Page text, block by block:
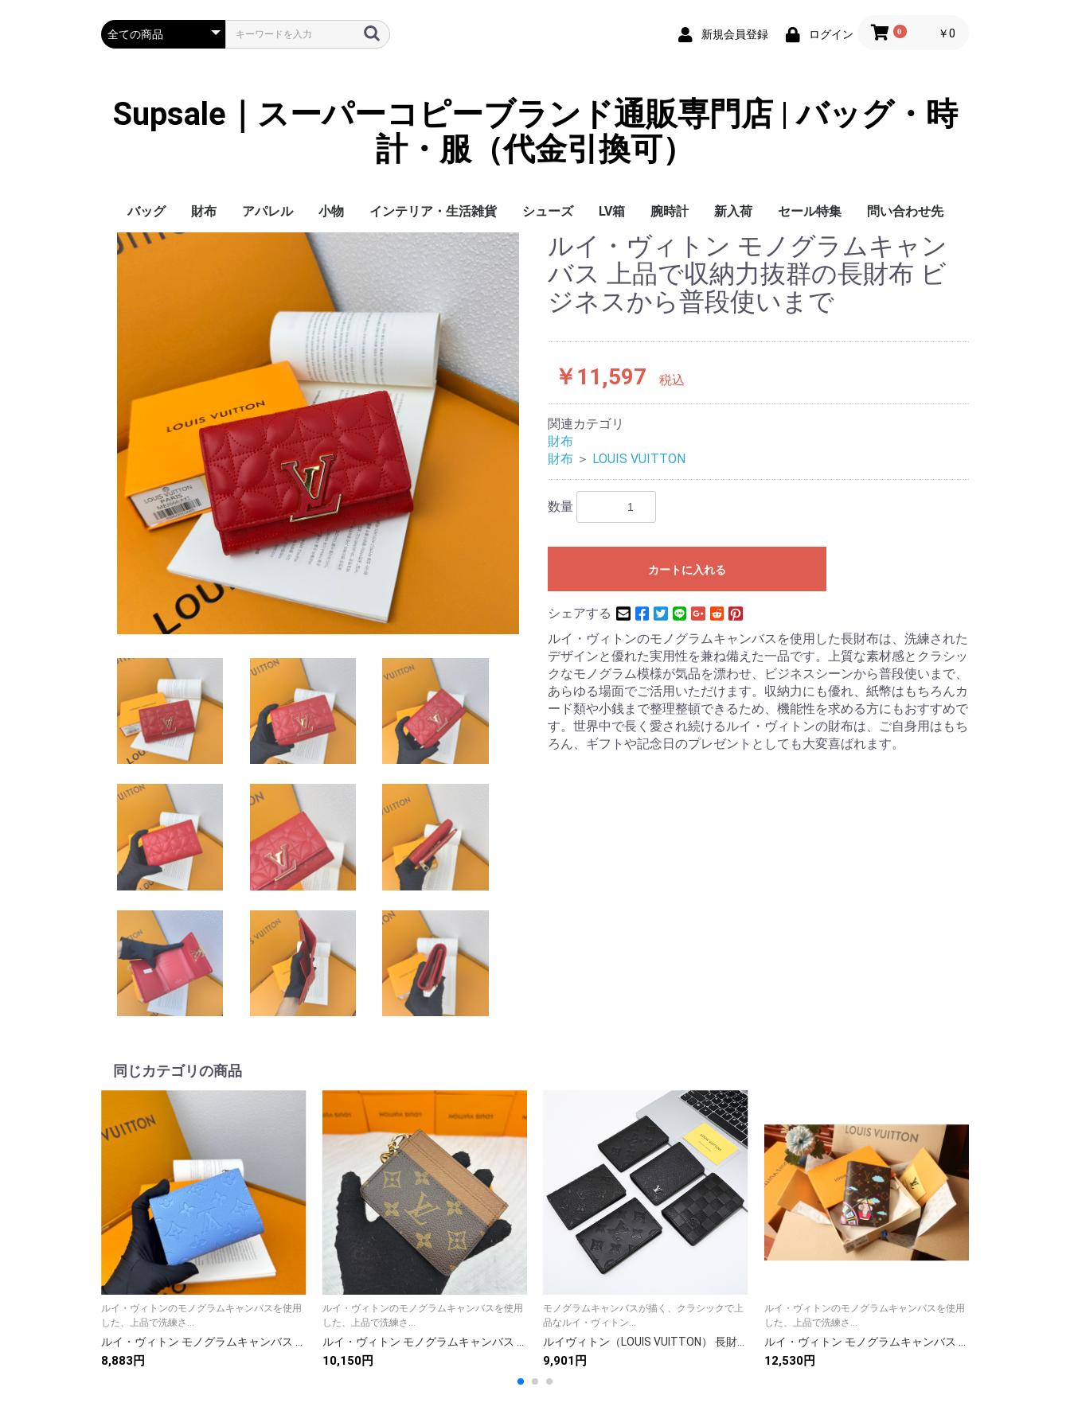
新規会員登録 ログイン 0 ￥0
Supsale｜スーパーコピーブランド通販専門店 | バッグ・時
計・服（代金引換可）
バッグ
Hermes
LOUIS VUITTON
Chanel
Loewe
Celine
Dior
Gucci
Fendi
Prada
Balenciaga
MiuMiu
財布 アパレル
ハイブランド
LOUIS VUITTON
THE NORTH FACE
𝗖𝗔𝗡𝗔𝗗𝗔 𝗚𝗢𝗢𝗦𝗘
BALENCIAGA
小物
ぼうし
ネクタイ
ハンカチ
スマホケース
サングラス・アイウェ
ア
アクセサリー
マフラー/スカーフ
傘 LOUIS VUITTON
CHANEL
HERMES
GUCCI
DIOR
FENDI
LINEID：0109shop
バッグチャーム
バッグストラップ
カード（コイン）ケー
ス
キーケース
時計
手袋
ヘアアクセサリー
インテリア・生活雑貨
寝具
ブランケット
カーペット絨毯
クッションカバー/ク
ッション
小物入れ収納ボックス
バスタオル
QRコード
シューズ
レディース/女性用
メンズ/男性用
Gucci
Chanel
LV箱 腕時計
Omega
Rolex
Cartier
Chanel
新入荷 セール特集 問い合わせ先
問い合わせ先
ルイ・ヴィトン モノグラムキャン
バス 上品で収納力抜群の長財布 ビ
ジネスから普段使いまで
￥11,597 税込
関連カテゴリ
財布
財布 ＞ LOUIS VUITTON
数量
カートに入れる
シェアする
ルイ・ヴィトンのモノグラムキャンバスを使用した長財布は、洗練された
デザインと優れた実用性を兼ね備えた一品です。上質な素材感とクラシッ
クなモノグラム模様が気品を漂わせ、ビジネスシーンから普段使いまで、
あらゆる場面でご活用いただけます。収納力にも優れ、紙幣はもちろんカ
ード類や小銭まで整理整頓できるため、機能性を求める方にもおすすめで
す。世界中で長く愛され続けるルイ・ヴィトンの財布は、ご自身用はもち
ろん、ギフトや記念日のプレゼントとしても大変喜ばれます。
同じカテゴリの商品
ルイ・ヴィトンのモノグラムキャンバスを使用
した、上品で洗練さ...
ルイ・ヴィトン モノグラムキャンバス 上品な長財布 レディースのギフトや普段使いに最適
8,883円
ルイ・ヴィトンのモノグラムキャンバスを使用
した、上品で洗練さ...
ルイ・ヴィトン モノグラムキャンバス 上品な長財布 レディース人気モデル ギフトにも最適
10,150円
モノグラムキャンバスが描く、クラシックで上
品なルイ・ヴィトン...
ルイヴィトン（LOUIS VUITTON） 長財布 モノグラム コインポケット付 クラシックなデザインで上品な高級感を
9,901円
ルイ・ヴィトンのモノグラムキャンバスを使用
した、上品で洗練さ...
ルイ・ヴィトン モノグラムキャンバス 上品な長財布 レディースのギフトに最適な一品
12,530円